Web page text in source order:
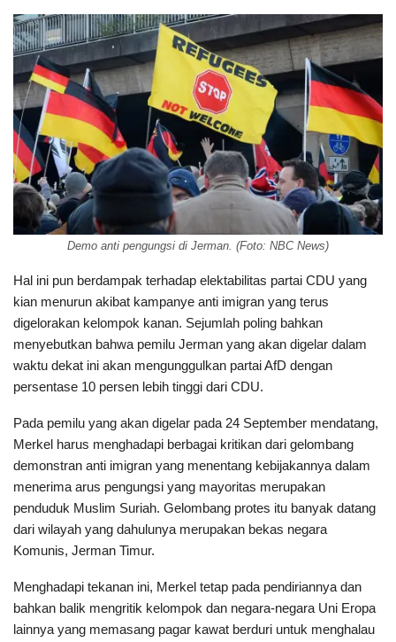
Demo anti pengungsi di Jerman. (Foto: NBC News)
Hal ini pun berdampak terhadap elektabilitas partai CDU yang
kian menurun akibat kampanye anti imigran yang terus
digelorakan kelompok kanan. Sejumlah poling bahkan
menyebutkan bahwa pemilu Jerman yang akan digelar dalam
waktu dekat ini akan mengunggulkan partai AfD dengan
persentase 10 persen lebih tinggi dari CDU.
Pada pemilu yang akan digelar pada 24 September mendatang,
Merkel harus menghadapi berbagai kritikan dari gelombang
demonstran anti imigran yang menentang kebijakannya dalam
menerima arus pengungsi yang mayoritas merupakan
penduduk Muslim Suriah. Gelombang protes itu banyak datang
dari wilayah yang dahulunya merupakan bekas negara
Komunis, Jerman Timur.
Menghadapi tekanan ini, Merkel tetap pada pendiriannya dan
bahkan balik mengritik kelompok dan negara-negara Uni Eropa
lainnya yang memasang pagar kawat berduri untuk menghalau